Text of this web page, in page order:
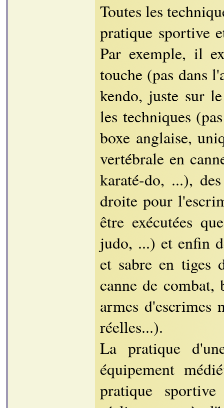
Toutes les
pratique sportive
Par exemple, il
touche (pas dans
kendo, juste sur
les techniques
boxe anglaise,
vertébrale en
karaté-do, ...),
droite pour
être exécutées
judo, ...) et enfin
et sabre en tiges
canne de combat,
armes d'escrimes
réelles...).
La pratique
équipement
pratique